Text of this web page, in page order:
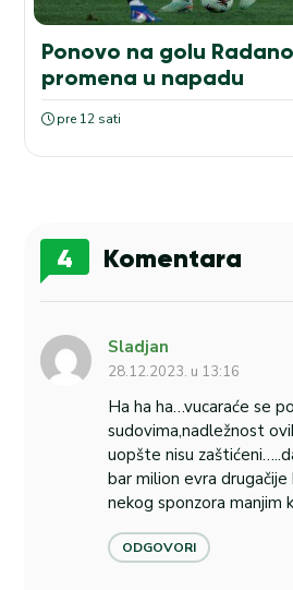
Ponovo na golu
promena u napadu
pre 12 sati
4 Komentara
Sladjan
28.12.2023. u 13:16
Ha ha ha…vucaraće se po
sudovima,nadležnost
uopšte nisu
bar milion evra
nekog sponzora manjim
ODGOVORI